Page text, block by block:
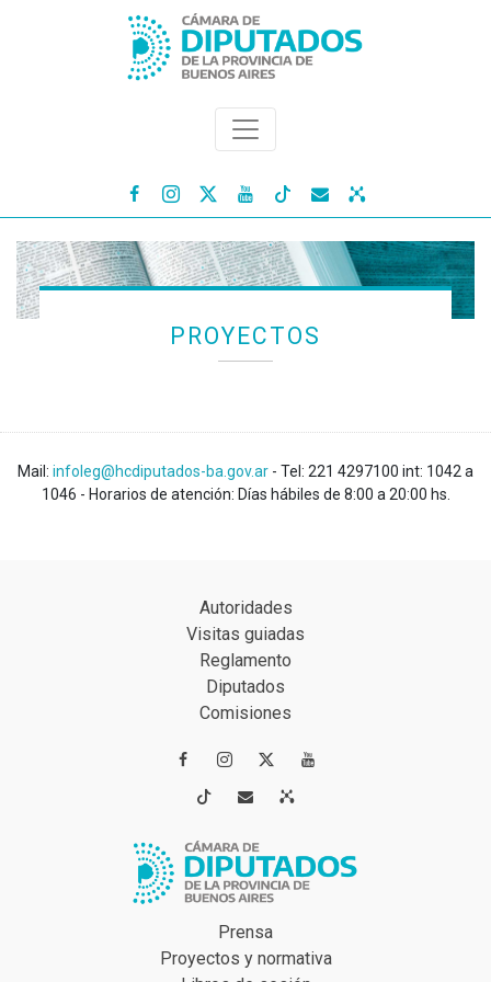
   
PROYECTOS
Mail: infoleg@hcdiputados-ba.gov.ar - Tel: 221 4297100 int: 1042 a
1046 - Horarios de atención: Días hábiles de 8:00 a 20:00 hs.
Autoridades
Visitas guiadas
Reglamento
Diputados
Comisiones
 
 
Prensa
Proyectos y normativa